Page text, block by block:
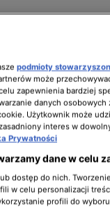
duża.
odnotowali
przekroczenia
50 km/h.
podmioty
może
zapewnienia bardziej
danych osobowych
Użytkownik może
interes w
Prywatności
dane w celu
dostęp do nich.
w celu personalizacji
profili do